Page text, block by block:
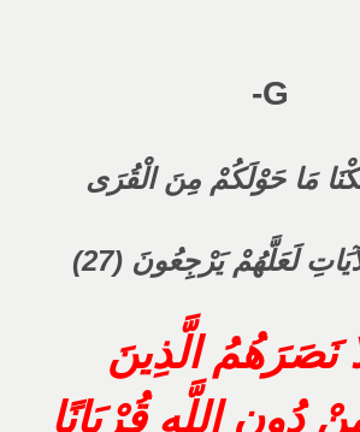
G-
مَا حَوْلَكُمْ مِنَ الْقُرَى
لَعَلَّهُمْ يَرْجِعُونَ (27)
نَصَرَهُمُ الَّذِينَ
دُونِ اللَّهِ قُرْبَانًا